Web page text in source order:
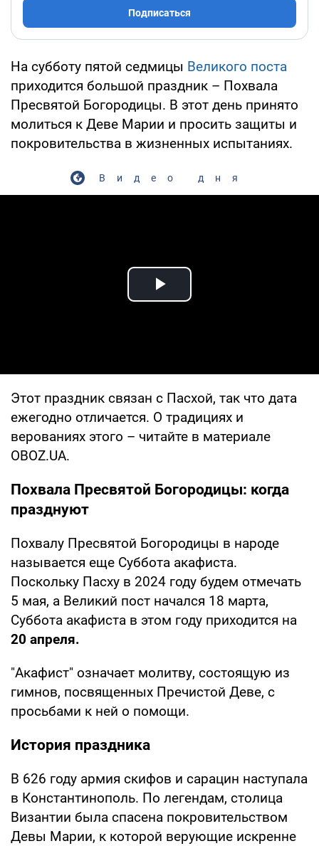
Подписаться
На субботу пятой седмицы Великого поста
приходится большой праздник – Похвала
Пресвятой Богородицы. В этот день принято
молиться к Деве Марии и просить защиты и
покровительства в жизненных испытаниях.
Видео дня
Play Video
Этот праздник связан с Пасхой, так что дата
ежегодно отличается. О традициях и
верованиях этого – читайте в материале
OBOZ.UA.
Похвала Пресвятой Богородицы: когда
празднуют
Похвалу Пресвятой Богородицы в народе
называется еще Суббота акафиста.
Поскольку Пасху в 2024 году будем отмечать
5 мая, а Великий пост начался 18 марта,
Суббота акафиста в этом году приходится на
20 апреля.
"Акафист" означает молитву, состоящую из
гимнов, посвященных Пречистой Деве, с
просьбами к ней о помощи.
История праздника
В 626 году армия скифов и сарацин наступала
в Константинополь. По легендам, столица
Византии была спасена покровительством
Девы Марии, к которой верующие искренне